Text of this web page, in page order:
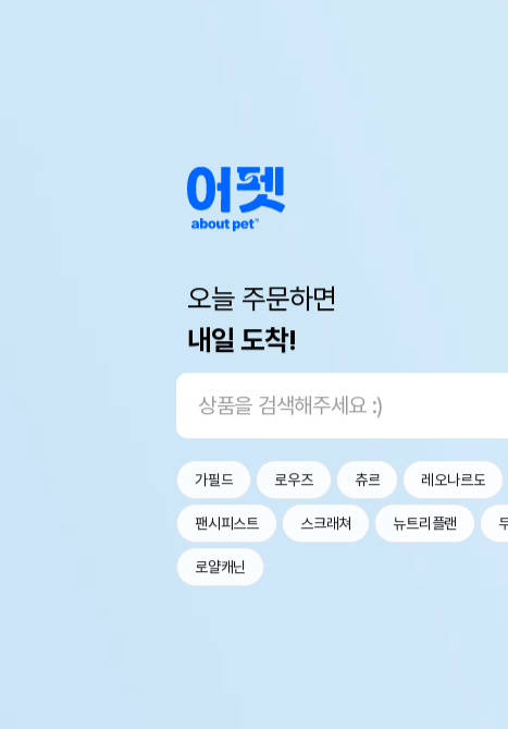
오늘 주문하면
내일 도착!
가필드 로우즈 츄르 레오나르도
팬시피스트 스크래쳐 뉴트리플랜
로얄캐닌